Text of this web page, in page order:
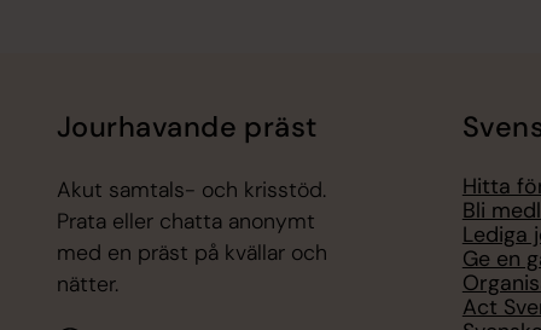
Jourhavande präst
Akut samtals- och krisstöd.
Prata eller chatta anonymt
med en präst på kvällar och
nätter.
Hitta
Bli
Lediga
Ge en
Act